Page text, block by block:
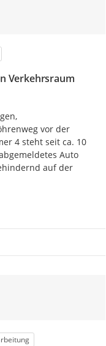
Verkehrsraum
vor der
4 steht seit ca. 10
Auto
auf der